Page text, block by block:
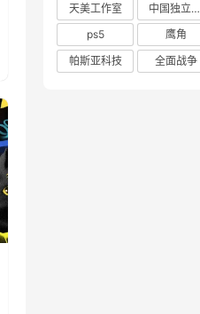
天美工作室
中国独立游戏联盟
ps5
鹰角
帕斯亚科技
全面战争